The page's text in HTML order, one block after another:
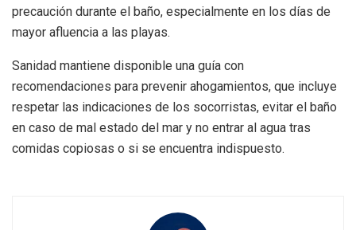
precaución durante el baño, especialmente en los días de
mayor afluencia a las playas.
Sanidad mantiene disponible una guía con
recomendaciones para prevenir ahogamientos, que incluye
respetar las indicaciones de los socorristas, evitar el baño
en caso de mal estado del mar y no entrar al agua tras
comidas copiosas o si se encuentra indispuesto.